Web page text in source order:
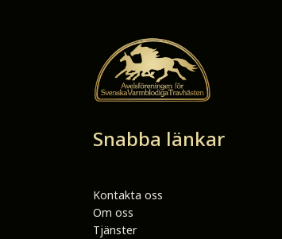
Snabba länkar
Kontakta oss
Om oss
Tjänster